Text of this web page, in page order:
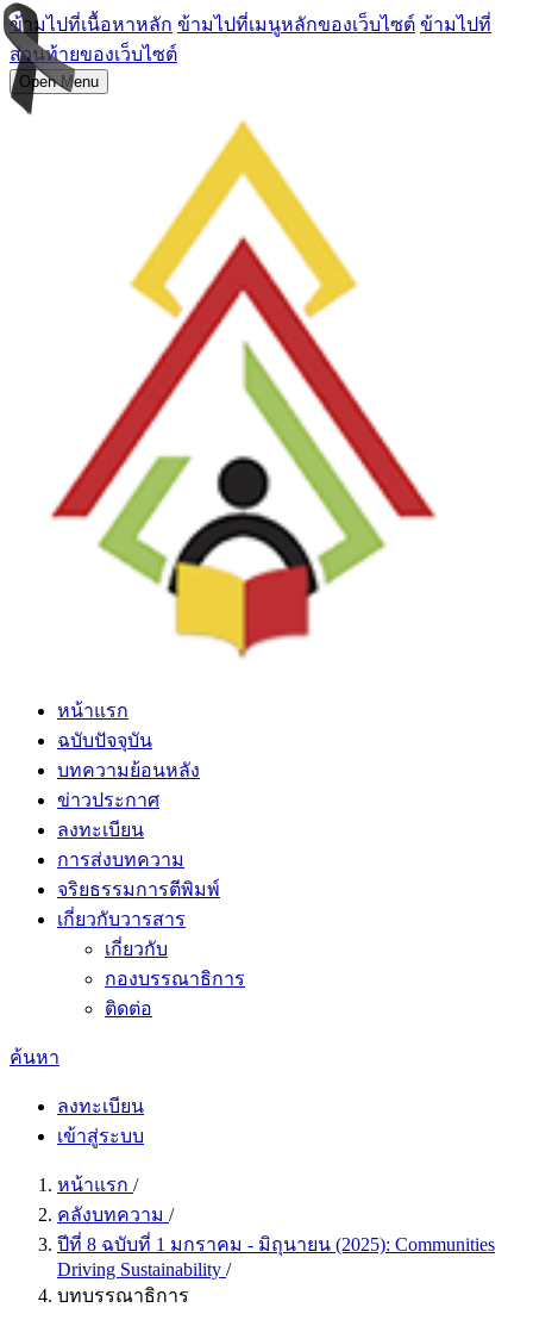
ข้ามไปที่เนื้อหาหลัก ข้ามไปที่เมนูหลักของเว็บไซต์ ข้ามไปที่
ส่วนท้ายของเว็บไซต์
Open Menu
หน้าแรก
ฉบับปัจจุบัน
บทความย้อนหลัง
ข่าวประกาศ
ลงทะเบียน
การส่งบทความ
จริยธรรมการตีพิมพ์
เกี่ยวกับวารสาร
เกี่ยวกับ
กองบรรณาธิการ
ติดต่อ
ค้นหา
ลงทะเบียน
เข้าสู่ระบบ
หน้าแรก /
คลังบทความ /
ปีที่ 8 ฉบับที่ 1 มกราคม - มิถุนายน (2025): Communities
Driving Sustainability /
บทบรรณาธิการ